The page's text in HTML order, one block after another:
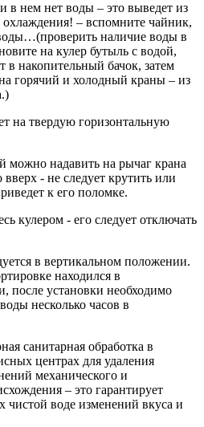
в нем нет воды – это выведет из
охлаждения! – вспомните чайник,
наличие воды в
на кулер бутыль с водой,
в накопительный бачок, затем
горячий и холодный краны – из
на твердую горизонтальную
можно надавить на рычаг крана
- не следует крутить или
к его поломке.
кулером - его следует отключать
в вертикальном положении.
находился в
после установки необходимо
несколько часов в
санитарная обработка в
центрах для удаления
механического и
– это гарантирует
чистой воде изменений вкуса и